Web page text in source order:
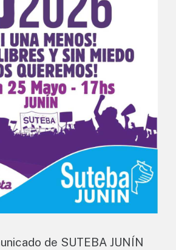
de SUTEBA JUNÍN